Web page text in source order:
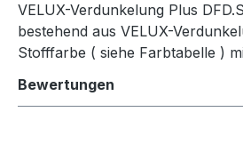
VELUX-Verdunkelung Plus
bestehend aus VELUX-
Stofffarbe ( siehe Farbtabelle )
Bewertungen